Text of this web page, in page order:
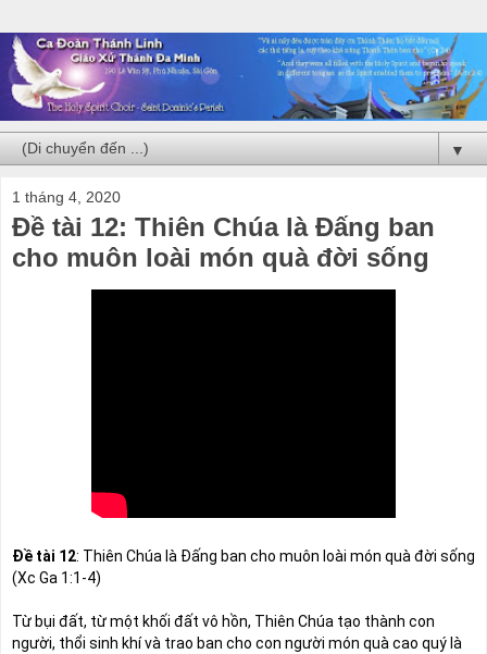
▼
1 tháng 4, 2020
Đề tài 12: Thiên Chúa là Đấng ban
cho muôn loài món quà đời sống
Đề tài 12: Thiên Chúa là Đấng ban cho muôn loài món quà đời sống
(Xc Ga 1:1-4)
Từ bụi đất, từ một khối đất vô hồn, Thiên Chúa tạo thành con
người, thổi sinh khí và trao ban cho con người món quà cao quý là